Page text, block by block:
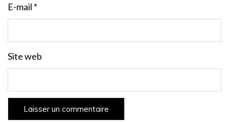
E-mail *
Site web